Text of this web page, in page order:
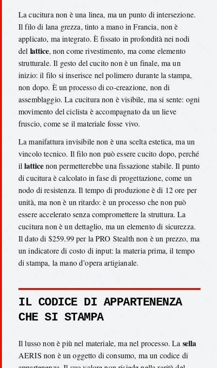
La cucitura non è una linea, ma un punto di intersezione.
Il filo di lana grezza, tinto a mano in Francia, non è
applicato, ma integrato. È fissato in profondità nei nodi
del lattice, non come rivestimento, ma come elemento
strutturale. Il gesto del cucito non è un finale, ma un
inizio: il filo si inserisce nel polimero durante la stampa,
non dopo. È un processo di co-creazione, non di
assemblaggio. La cucitura non è visibile, ma si sente: ogni
movimento del ciclista è accompagnato da un lieve
fruscio, come se il materiale fosse vivo.
La manifattura invisibile non è una scelta estetica, ma un
vincolo tecnico. Il filo non può essere cucito dopo, perché
illatticenon permetterebbe una fissazione stabile. Il punto
di cucitura è calcolato in fase di progettazione, come un
nodo di resistenza. Il tempo di produzione è di 12 ore per
unità, ma non è un ritardo: è un processo che non può
essere accelerato senza compromettere la struttura. La
cucitura non è un dettaglio, ma un elemento di sicurezza.
Il dato di $259.99 per la PRO Stealth non è un prezzo, ma
un indicatore di costo di input: la materia prima, il tempo
di stampa, la mano d’opera artigianale.
IL CODICE DI APPARTENENZA
CHE SI STAMPA
Il lusso non è più nel materiale, ma nel processo. La sella
AERIS non è un oggetto di consumo, ma un codice di